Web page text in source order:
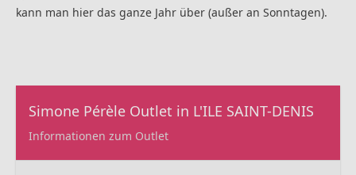
kann man hier das ganze Jahr über (außer an Sonntagen).
Simone Pérèle Outlet in L'ILE SAINT-DENIS
Informationen zum Outlet